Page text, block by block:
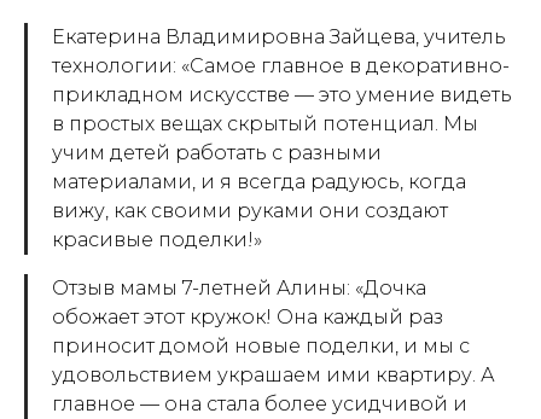
Екатерина Владимировна Зайцева, учитель
технологии: «Самое главное в декоративно-
прикладном искусстве — это умение видеть
в простых вещах скрытый потенциал. Мы
учим детей работать с разными
материалами, и я всегда радуюсь, когда
вижу, как своими руками они создают
красивые поделки!»
Отзыв мамы 7-летней Алины: «Дочка
обожает этот кружок! Она каждый раз
приносит домой новые поделки, и мы с
удовольствием украшаем ими квартиру. А
главное — она стала более усидчивой и